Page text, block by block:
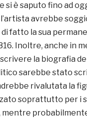
è saputo fino ad
avrebbe
fatto la sua
Inoltre, anche in
la biografia
sarebbe stato
rivalutata la
soprattutto per i
mentre